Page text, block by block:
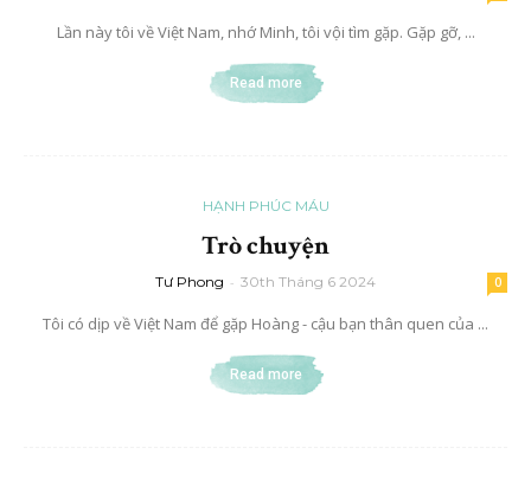
Lần này tôi về Việt Nam, nhớ Minh, tôi vội tìm gặp. Gặp gỡ, ...
Read more
HẠNH PHÚC MÁU
Trò chuyện
Tư Phong - 30th Tháng 6 2024 0
Tôi có dịp về Việt Nam để gặp Hoàng - cậu bạn thân quen của ...
Read more